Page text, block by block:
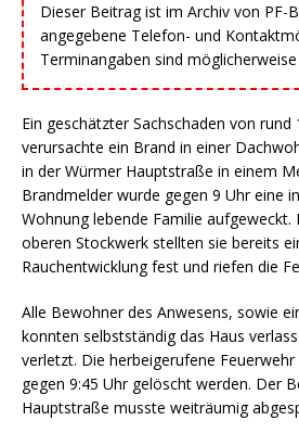
Dieser Beitrag ist im Archiv von PF-
angegebene Telefon- und
Terminangaben sind
Ein geschätzter Sachschaden von rund
verursachte ein Brand in einer
in der Würmer Hauptstraße in einem
Brandmelder wurde gegen 9 Uhr eine
Wohnung lebende Familie aufgeweckt.
oberen Stockwerk stellten sie bereits
Rauchentwicklung fest und riefen die
Alle Bewohner des Anwesens, sowie
konnten selbstständig das Haus
verletzt. Die herbeigerufene
gegen 9:45 Uhr gelöscht werden. Der
Hauptstraße musste weiträumig